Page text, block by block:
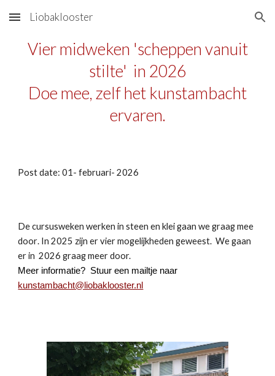
Skip to main content Skip to navigation
Liobaklooster
Viermidweken 'scheppen vanuit
stilte' in 2026
Doe mee, zelf het kunstambacht
ervaren.
Post date: 01- februari- 2026
De cursusweken werken in steen en kleigaan we graag mee
door. In 2025 zijn er vier mogelijkheden geweest. We gaan
er in 2026 graag meer door.
Meer informatie? Stuur een mailtje naar
kunstambacht@liobaklooster.nl